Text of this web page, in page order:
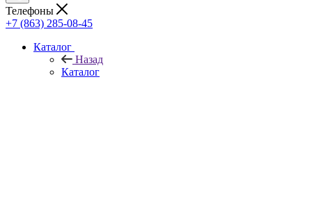
Телефоны
+7 (863) 285-08-45
Каталог
Назад
Каталог